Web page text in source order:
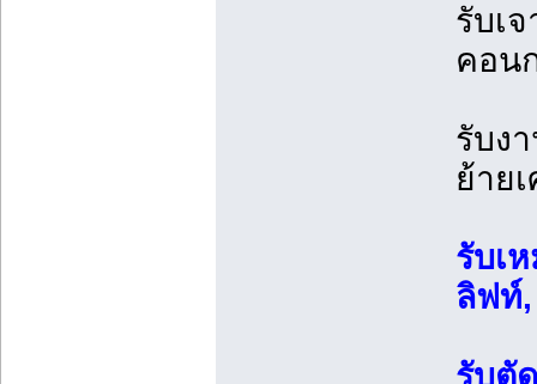
รับเ
คอน
รับง
ย้าย
รับเ
ลิฟท์,
รับตั